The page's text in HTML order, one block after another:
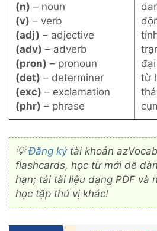
(n) – noun
(v) – verb
(adj) – adjective
(adv) – adverb
(pron) – pronoun
(det) – determiner
(exc) – exclamation
(phr) – phrase
từ
💡Đăng kýtài khoản
flashcards, học từ mới dễ
hạn; tải tài liệu dạng PDF và
học tập thú vị khác!